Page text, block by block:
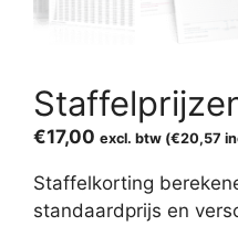
€17,00 excl. btw (€20,57
Staffelkorting
standaardprijs en